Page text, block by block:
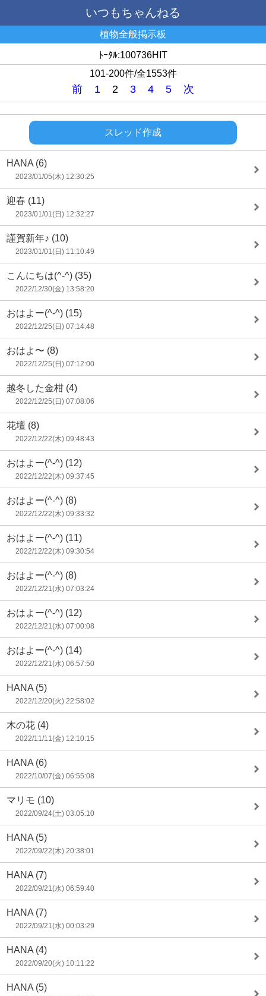
いつもちゃんねる
植物全般掲示板
ﾄｰﾀﾙ:100736HIT
101-200件/全1553件
前 1 2 3 4 5 次
スレッド作成
HANA (6)
2023/01/05(木) 12:30:25
迎春 (11)
2023/01/01(日) 12:32:27
謹賀新年♪ (10)
2023/01/01(日) 11:10:49
こんにちは(^-^) (35)
2022/12/30(金) 13:58:20
おはよー(^-^) (15)
2022/12/25(日) 07:14:48
おはよ〜 (8)
2022/12/25(日) 07:12:00
越冬した金柑 (4)
2022/12/25(日) 07:08:06
花壇 (8)
2022/12/22(木) 09:48:43
おはよー(^-^) (12)
2022/12/22(木) 09:37:45
おはよー(^-^) (8)
2022/12/22(木) 09:33:32
おはよー(^-^) (11)
2022/12/22(木) 09:30:54
おはよー(^-^) (8)
2022/12/21(水) 07:03:24
おはよー(^-^) (12)
2022/12/21(水) 07:00:08
おはよー(^-^) (14)
2022/12/21(水) 06:57:50
HANA (5)
2022/12/20(火) 22:58:02
木の花 (4)
2022/11/11(金) 12:10:15
HANA (6)
2022/10/07(金) 06:55:08
マリモ (10)
2022/09/24(土) 03:05:10
HANA (5)
2022/09/22(木) 20:38:01
HANA (7)
2022/09/21(水) 06:59:40
HANA (7)
2022/09/21(水) 00:03:29
HANA (4)
2022/09/20(火) 10:11:22
HANA (5)